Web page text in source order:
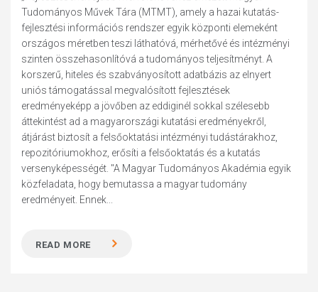
Tudományos Művek Tára (MTMT), amely a hazai kutatás-
fejlesztési információs rendszer egyik központi elemeként
országos méretben teszi láthatóvá, mérhetővé és intézményi
szinten összehasonlítóvá a tudományos teljesítményt. A
korszerű, hiteles és szabványosított adatbázis az elnyert
uniós támogatással megvalósított fejlesztések
eredményeképp a jövőben az eddiginél sokkal szélesebb
áttekintést ad a magyarországi kutatási eredményekről,
átjárást biztosít a felsőoktatási intézményi tudástárakhoz,
repozitóriumokhoz, erősíti a felsőoktatás és a kutatás
versenyképességét. "A Magyar Tudományos Akadémia egyik
közfeladata, hogy bemutassa a magyar tudomány
eredményeit. Ennek...
READ MORE